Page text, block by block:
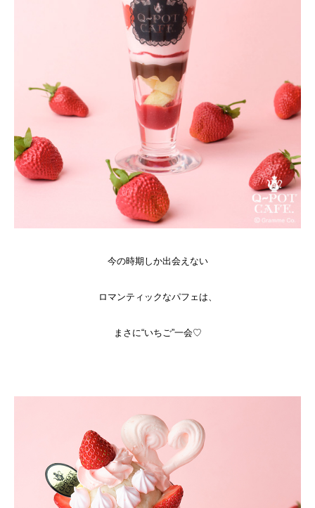
今の時期しか出会えない
ロマンティックなパフェは、
まさに“いちご”一会♡